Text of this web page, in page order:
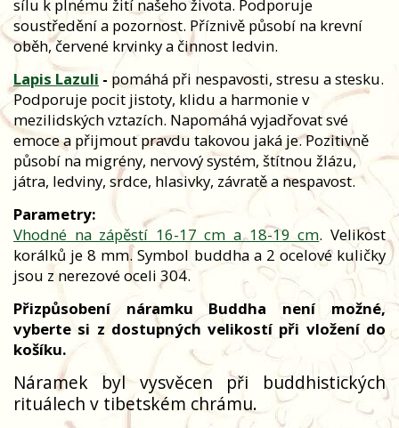
sílu k plnému žití našeho života. Podporuje
soustředění a pozornost. Příznivě působí na krevní
oběh, červené krvinky a činnost ledvin.
Lapis Lazuli - pomáhá při nespavosti, stresu a stesku.
Podporuje pocit jistoty, klidu a harmonie v
mezilidských vztazích. Napomáhá vyjadřovat své
emoce a přijmout pravdu takovou jaká je. Pozitivně
působí na migrény, nervový systém, štítnou žlázu,
játra, ledviny, srdce, hlasivky, závratě a nespavost.
Parametry:
Vhodné na zápěstí 16-17 cm a 18-19 cm. Velikost
korálků je 8 mm. Symbol buddha a 2 ocelové kuličky
jsou z nerezové oceli 304.
Přizpůsobení náramku Buddha není možné,
vyberte si z dostupných velikostí při vložení do
košíku.
Náramek byl vysvěcen při buddhistických
rituálech v tibetském chrámu.